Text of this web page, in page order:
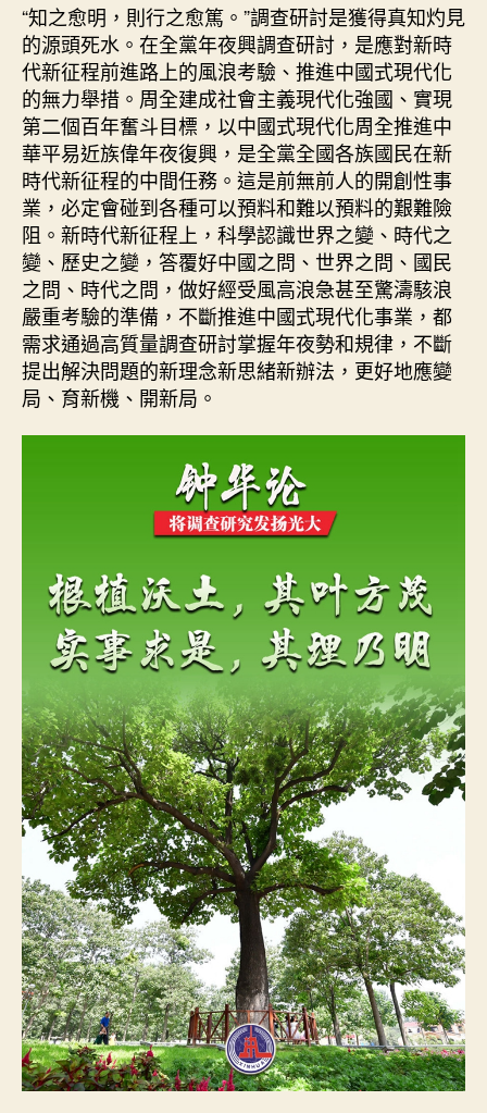
“知之愈明，則行之愈篤。”調查研討是獲得真知灼見
的源頭死水。在全黨年夜興調查研討，是應對新時
代新征程前進路上的風浪考驗、推進中國式現代化
的無力舉措。周全建成社會主義現代化強國、實現
第二個百年奮斗目標，以中國式現代化周全推進中
華平易近族偉年夜復興，是全黨全國各族國民在新
時代新征程的中間任務。這是前無前人的開創性事
業，必定會碰到各種可以預料和難以預料的艱難險
阻。新時代新征程上，科學認識世界之變、時代之
變、歷史之變，答覆好中國之問、世界之問、國民
之問、時代之問，做好經受風高浪急甚至驚濤駭浪
嚴重考驗的準備，不斷推進中國式現代化事業，都
需求通過高質量調查研討掌握年夜勢和規律，不斷
提出解決問題的新理念新思緒新辦法，更好地應變
局、育新機、開新局。